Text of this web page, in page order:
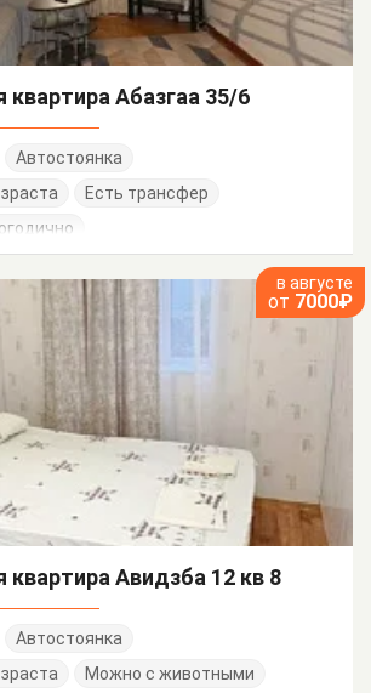
квартира Абазгаа 35/6
Автостоянка
Есть трансфер
в августе
от 7000₽
квартира Авидзба 12 кв 8
Автостоянка
Можно с животными